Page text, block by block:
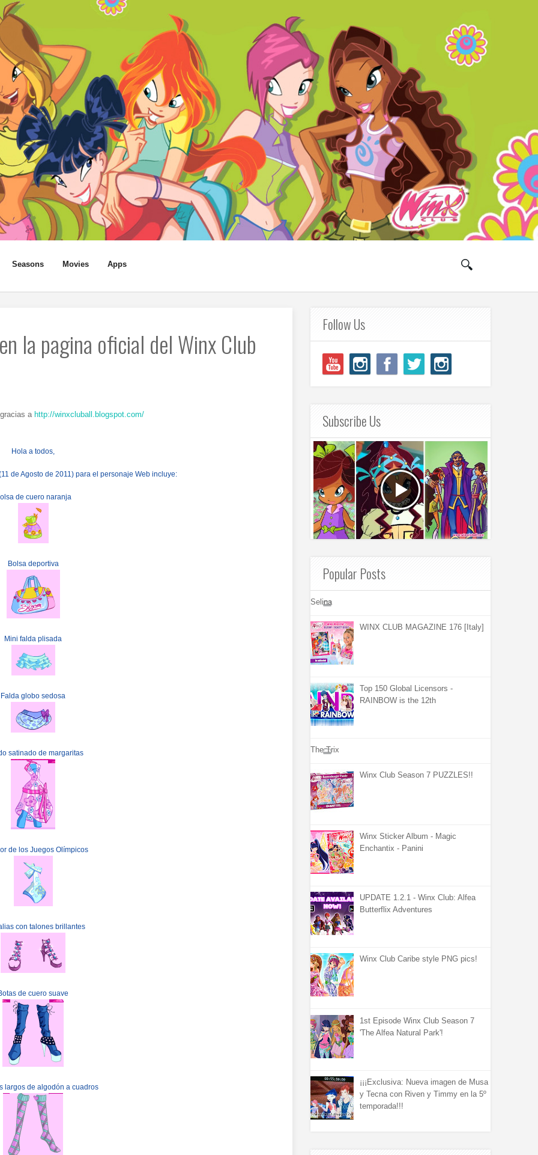
Seasons Movies Apps
la pagina oficial del Winx Club
a http://winxcluball.blogspot.com/
Hola a todos,
de Agosto de 2011) para el personaje Web incluye:
de cuero naranja
Bolsa deportiva
Mini falda plisada
Falda globo sedosa
satinado de margaritas
de los Juegos Olímpicos
con talones brillantes
de cuero suave
largos de algodón a cuadros
Follow Us
Subscribe Us
Popular Posts
Selina
WINX CLUB MAGAZINE 176 [Italy]
Top 150 Global Licensors -
RAINBOW is the 12th
The Trix
Winx Club Season 7 PUZZLES!!
Winx Sticker Album - Magic
Enchantix - Panini
UPDATE 1.2.1 - Winx Club: Alfea
Butterflix Adventures
Winx Club Caribe style PNG pics!
1st Episode Winx Club Season 7
'The Alfea Natural Park'!
¡¡¡Exclusiva: Nueva imagen de Musa
y Tecna con Riven y Timmy en la 5º
temporada!!!